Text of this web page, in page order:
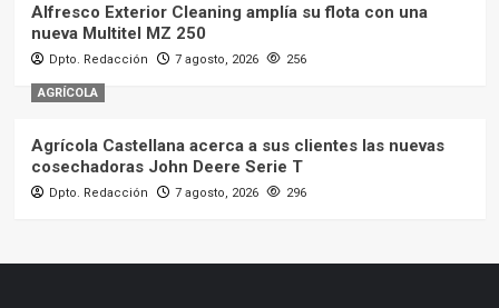
Alfresco Exterior Cleaning amplía su flota con una
nueva Multitel MZ 250
Dpto. Redacción 7 agosto, 2026 256
AGRÍCOLA
Agrícola Castellana acerca a sus clientes las nuevas
cosechadoras John Deere Serie T
Dpto. Redacción 7 agosto, 2026 296